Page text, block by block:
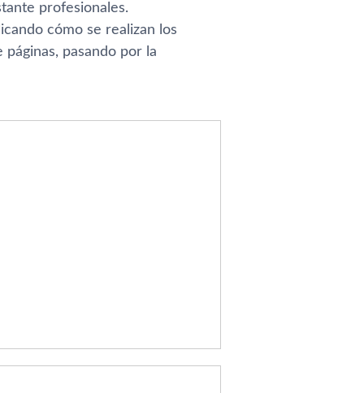
profesionales.
cómo se realizan los
pasando por la